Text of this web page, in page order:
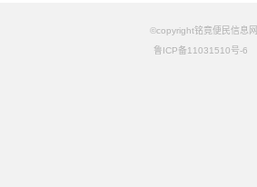
©copyright铭竟便民信息网
鲁ICP备11031510号-6